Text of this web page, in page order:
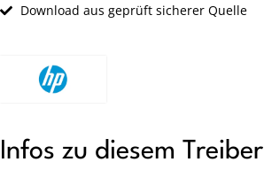
Download aus geprüft sicherer Quelle
Infos zu diesem Treiber